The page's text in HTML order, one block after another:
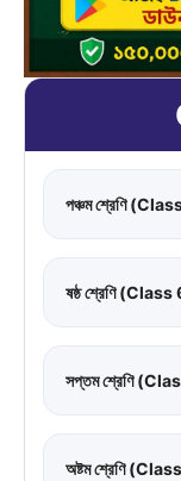
পঞ্চম শ্রেণি
ষষ্ঠ শ্রেণি (Class
সপ্তম শ্রেণি
অষ্টম শ্রেণি